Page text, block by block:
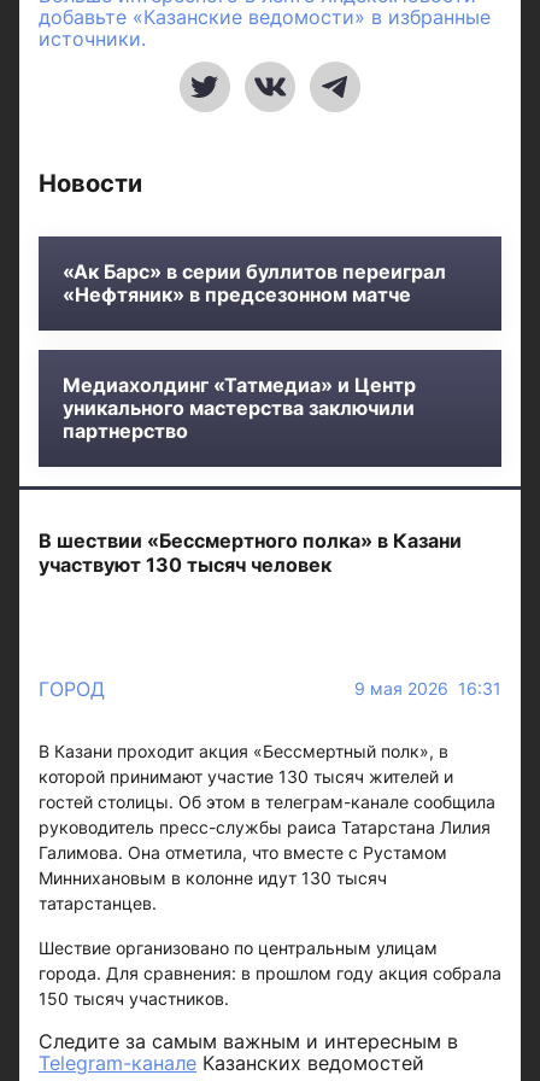
добавьте «Казанские ведомости» в избранные
источники.
Новости
«Ак Барс» в серии буллитов переиграл
«Нефтяник» в предсезонном матче
Медиахолдинг «Татмедиа» и Центр
уникального мастерства заключили
партнерство
В шествии «Бессмертного полка» в Казани
участвуют 130 тысяч человек
ГОРОД 9 мая 2026 16:31
В Казани проходит акция «Бессмертный полк», в
которой принимают участие 130 тысяч жителей и
гостей столицы. Об этом в телеграм-канале сообщила
руководитель пресс-службы раиса Татарстана Лилия
Галимова. Она отметила, что вместе с Рустамом
Миннихановым в колонне идут 130 тысяч
татарстанцев.
Шествие организовано по центральным улицам
города. Для сравнения: в прошлом году акция собрала
150 тысяч участников.
Следите за самым важным и интересным в
Telegram-канале Казанских ведомостей